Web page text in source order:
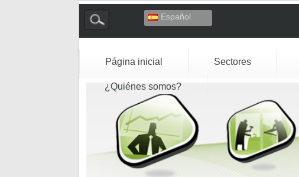
Español
Français
Página inicial Sectores
¿Quiénes somos?